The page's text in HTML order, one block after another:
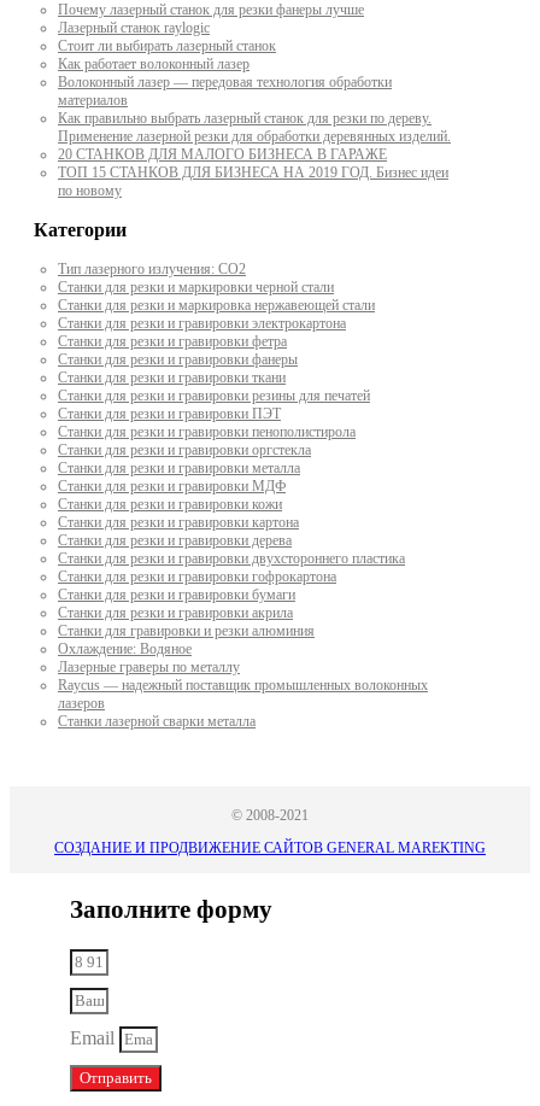
Почему лазерный станок для резки фанеры лучше
Лазерный станок raylogic
Стоит ли выбирать лазерный станок
Как работает волоконный лазер
Волоконный лазер — передовая технология обработки
материалов
Как правильно выбрать лазерный станок для резки по дереву.
Применение лазерной резки для обработки деревянных изделий.
20 СТАНКОВ ДЛЯ МАЛОГО БИЗНЕСА В ГАРАЖЕ
ТОП 15 СТАНКОВ ДЛЯ БИЗНЕСА НА 2019 ГОД. Бизнес идеи
по новому
Категории
Тип лазерного излучения: СО2
Станки для резки и маркировки черной стали
Станки для резки и маркировка нержавеющей стали
Станки для резки и гравировки электрокартона
Станки для резки и гравировки фетра
Станки для резки и гравировки фанеры
Станки для резки и гравировки ткани
Станки для резки и гравировки резины для печатей
Станки для резки и гравировки ПЭТ
Станки для резки и гравировки пенополистирола
Станки для резки и гравировки оргстекла
Станки для резки и гравировки металла
Станки для резки и гравировки МДФ
Станки для резки и гравировки кожи
Станки для резки и гравировки картона
Станки для резки и гравировки дерева
Станки для резки и гравировки двухстороннего пластика
Станки для резки и гравировки гофрокартона
Станки для резки и гравировки бумаги
Станки для резки и гравировки акрила
Станки для гравировки и резки алюминия
Охлаждение: Водяное
Лазерные граверы по металлу
Raycus — надежный поставщик промышленных волоконных
лазеров
Cтанки лазерной сварки металла
© 2008-2021
СОЗДАНИЕ И ПРОДВИЖЕНИЕ САЙТОВ GENERAL MAREKTING
Заполните форму
Email
Отправить